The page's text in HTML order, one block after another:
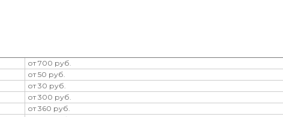
от 700 руб.
от 50 руб.
от 30 руб.
от 300 руб.
от 360 руб.